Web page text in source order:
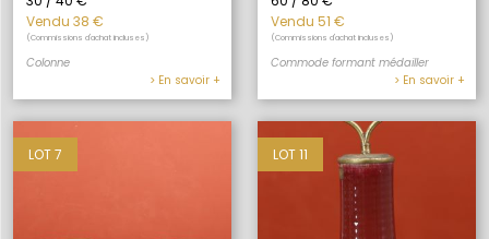
Vendu 38 €
(Commissions d'achat incluses)
Colonne
> En savoir +
Vendu 51 €
(Commissions d'achat incluses)
Commode formant médailler
> En savoir +
LOT 7 LOT 11